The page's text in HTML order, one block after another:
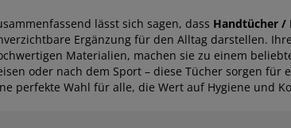
lässt sich sagen, dass Handtücher /
Ergänzung für den Alltag darstellen.
Materialien, machen sie zu einem
oder nach dem Sport – diese Tücher sorgen
perfekte Wahl für alle, die Wert auf Hygiene und